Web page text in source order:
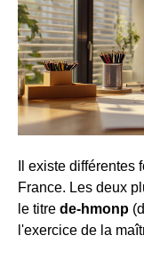
Il existe
France. Les deux
le titre de-hmonp
l'exercice de la